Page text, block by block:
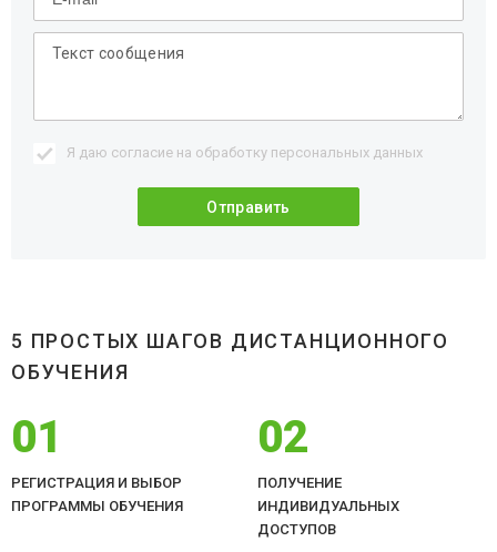
Я даю согласие на обработку персональных данных
5 ПРОСТЫХ ШАГОВ ДИСТАНЦИОННОГО
ОБУЧЕНИЯ
01
РЕГИСТРАЦИЯ И ВЫБОР
ПРОГРАММЫ ОБУЧЕНИЯ
02
ПОЛУЧЕНИЕ
ИНДИВИДУАЛЬНЫХ
ДОСТУПОВ